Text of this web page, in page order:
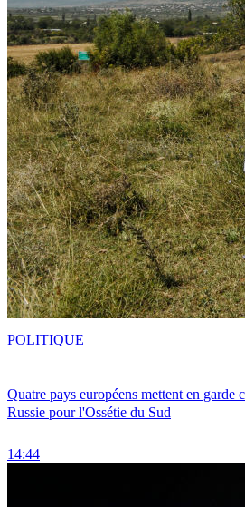
Quatre pays européens mettent en garde
Russie pour l'Ossétie du Sud
14:44
POLITIQUE